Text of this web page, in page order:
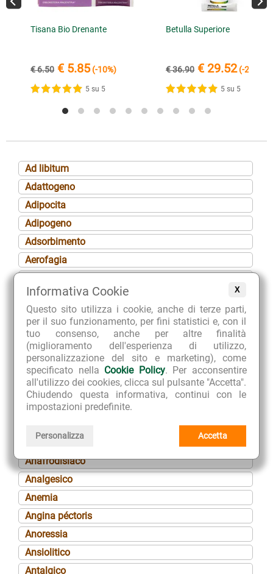
X
Informativa Cookie
Questo sito utilizza i cookie, anche di terze parti,
per il suo funzionamento, per fini statistici e, con il
tuo consenso, anche per altre finalità
(miglioramento dell'esperienza di utilizzo,
personalizzazione del sito e marketing), come
specificato nella Cookie Policy. Per acconsentire
all'utilizzo dei cookies, clicca sul pulsante "Accetta".
Chiudendo questa informativa, continui con le
impostazioni predefinite.
Personalizza Accetta
Tisana Bio Drenante
€ 6.50 € 5.85(-10%)
5 su 5
Betulla Superiore
€ 36.90 € 29.52(-20%)
5 su 5
Ad libitum
Adattogeno
Adipocita
Adipogeno
Adsorbimento
Aerofagia
Afta
Agalattia
Albuminuria
Alcalinizzante
Algomenorrea
Alopecia
Amaro-eupeptico
Aminoacido
Anafrodisiaco
Analgesico
Anemia
Angina péctoris
Anoressia
Ansiolitico
Antalgico